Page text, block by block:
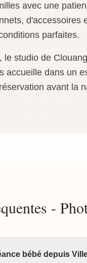
avec une
parfaites.
le studio de
accueille dans un
avant la
-
bébé depuis